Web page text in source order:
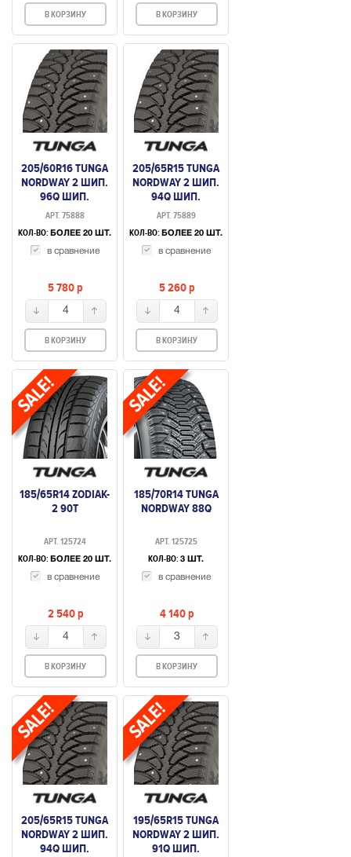
В КОРЗИНУ В КОРЗИНУ
205/60R16 TUNGA
NORDWAY 2 ШИП.
96Q ШИП.
АРТ. 75888
КОЛ-ВО: БОЛЕЕ 20 ШТ.
в сравнение
5 780p
4
В КОРЗИНУ
205/65R15 TUNGA
NORDWAY 2 ШИП.
94Q ШИП.
АРТ. 75889
КОЛ-ВО: БОЛЕЕ 20 ШТ.
в сравнение
5 260p
4
В КОРЗИНУ
185/65R14 ZODIAK-
2 90T
АРТ. 125724
КОЛ-ВО: БОЛЕЕ 20 ШТ.
в сравнение
2 540p
4
В КОРЗИНУ
185/70R14 TUNGA
NORDWAY 88Q
АРТ. 125725
КОЛ-ВО: 3 ШТ.
в сравнение
4 140p
3
В КОРЗИНУ
205/65R15 TUNGA
NORDWAY 2 ШИП.
94Q ШИП.
195/65R15 TUNGA
NORDWAY 2 ШИП.
91Q ШИП.